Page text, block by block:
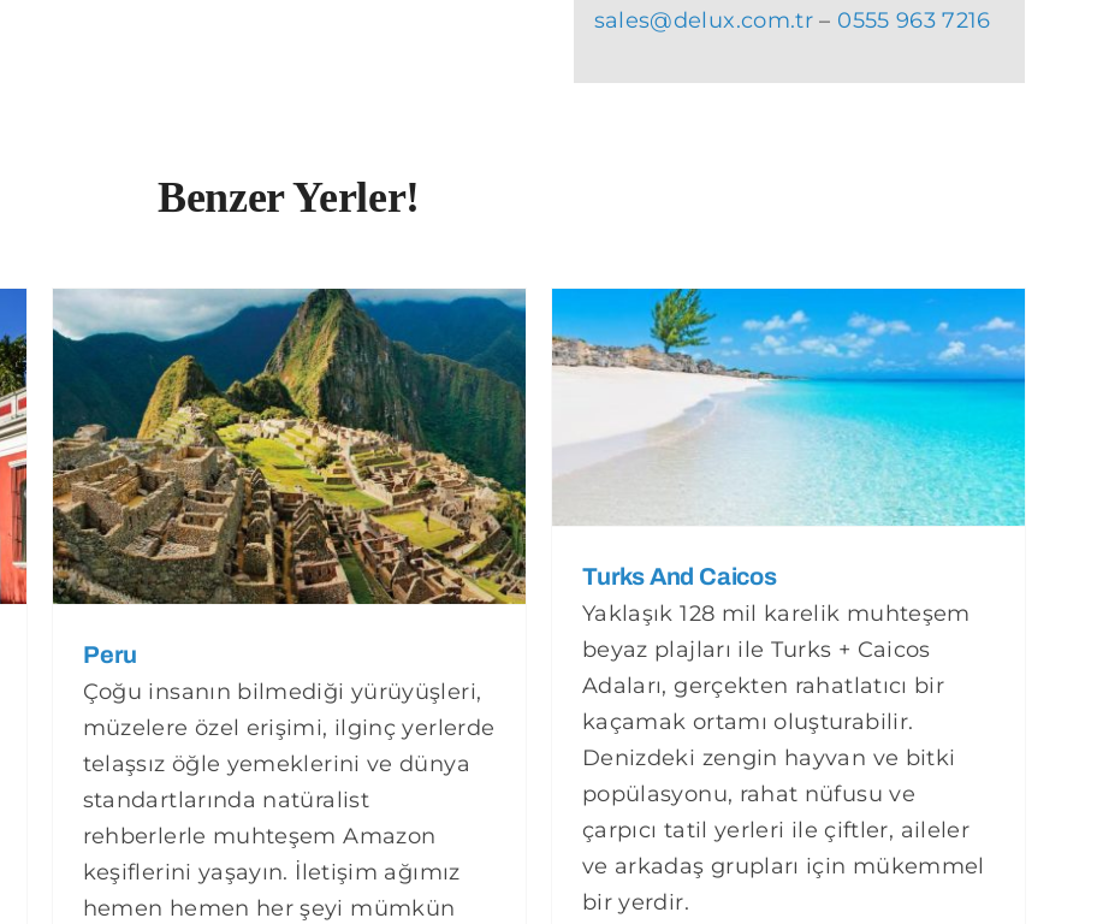
sales@delux.com.tr – 0555 963 7216
Benzer Yerler!
Peru
Çoğu insanın bilmediği yürüyüşleri,
müzelere özel erişimi, ilginç yerlerde
telaşsız öğle yemeklerini ve dünya
standartlarında natüralist
rehberlerle muhteşem Amazon
keşiflerini yaşayın. İletişim ağımız
hemen hemen her şeyi mümkün
Turks And Caicos
Yaklaşık 128 mil karelik muhteşem
beyaz plajları ile Turks + Caicos
Adaları, gerçekten rahatlatıcı bir
kaçamak ortamı oluşturabilir.
Denizdeki zengin hayvan ve bitki
popülasyonu, rahat nüfusu ve
çarpıcı tatil yerleri ile çiftler, aileler
ve arkadaş grupları için mükemmel
bir yerdir.